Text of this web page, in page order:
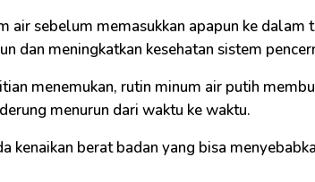
air sebelum memasukkan apapun ke dalam
dan meningkatkan kesehatan sistem
menemukan, rutin minum air putih
menurun dari waktu ke waktu.
kenaikan berat badan yang bisa